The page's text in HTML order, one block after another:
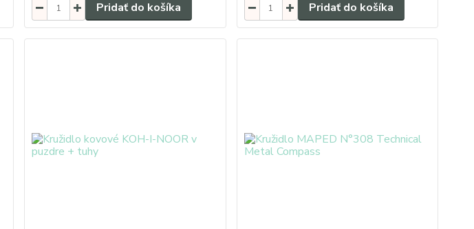
Pridať do košíka Pridať do košíka